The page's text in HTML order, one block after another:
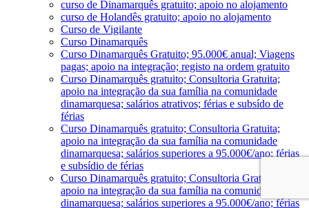
curso de Dinamarquês gratuito; apoio no alojamento
curso de Holandês gratuito; apoio no alojamento
Curso de Vigilante
Curso Dinamarquês
Curso Dinamarquês Gratuito; 95.000€ anual; Viagens
pagas; apoio na integração; registo na ordem gratuito
Curso Dinamarquês gratuito; Consultoria Gratuita;
apoio na integração da sua família na comunidade
dinamarquesa; salários atrativos; férias e subsído de
férias
Curso Dinamarquês gratuito; Consultoria Gratuita;
apoio na integração da sua família na comunidade
dinamarquesa; salários superiores a 95.000€/ano; férias
e subsídio de férias
Curso Dinamarquês gratuito; Consultoria Gratuita;
apoio na integração da sua família na comunidade
dinamarquesa; salários superiores a 95.000€/ano; férias